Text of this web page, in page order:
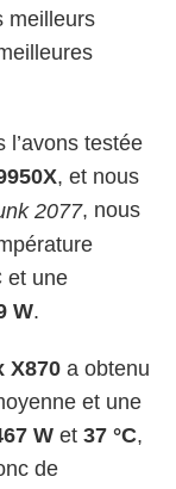
meilleurs
l’avons testée
, et nous
2077, nous
et une
W.
X870 a obtenu
et une
W et 37 °C,
de